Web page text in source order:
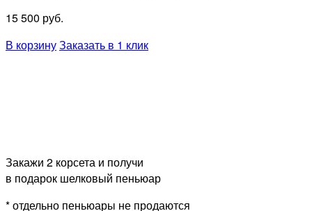
15 500 руб.
В корзинуЗаказать в 1 клик
Закажи 2 корсета и получи
в подарок шелковый пеньюар
* отдельно пеньюары не продаются